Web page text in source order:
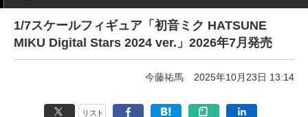
1/7スケールフィギュア「初音ミク HATSUNE
MIKU Digital Stars 2024 ver.」2026年7月発売
今藤祐馬 2025年10月23日 13:14
リスト